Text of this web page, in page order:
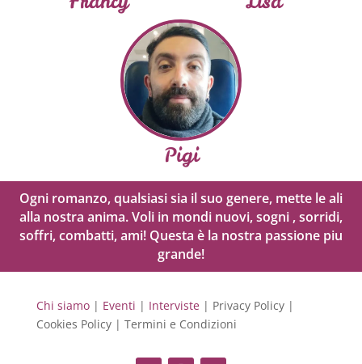
Pigi
Ogni romanzo, qualsiasi sia il suo genere, mette le ali
alla nostra anima. Voli in mondi nuovi, sogni , sorridi,
soffri, combatti, ami! Questa è la nostra passione piu
grande!
Chi siamo| Eventi | Interviste| Privacy Policy |
Cookies Policy | Termini e Condizioni